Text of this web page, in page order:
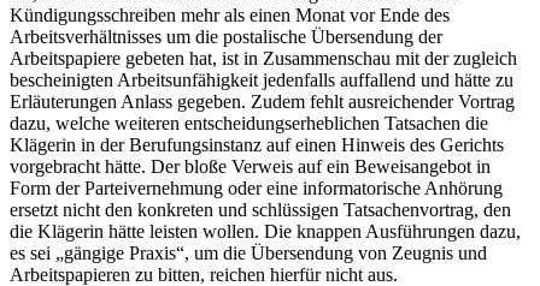
Kündigungsschreiben mehr als einen Monat vor Ende des
Arbeitsverhältnisses um die postalische Übersendung der
Arbeitspapiere gebeten hat, ist in Zusammenschau mit der zugleich
bescheinigten Arbeitsunfähigkeit jedenfalls auffallend und hätte zu
Erläuterungen Anlass gegeben. Zudem fehlt ausreichender Vortrag
dazu, welche weiteren entscheidungserheblichen Tatsachen die
Klägerin in der Berufungsinstanz auf einen Hinweis des Gerichts
vorgebracht hätte. Der bloße Verweis auf ein Beweisangebot in
Form der Parteivernehmung oder eine informatorische Anhörung
ersetzt nicht den konkreten und schlüssigen Tatsachenvortrag, den
die Klägerin hätte leisten wollen. Die knappen Ausführungen dazu,
es sei „gängige Praxis“, um die Übersendung von Zeugnis und
Arbeitspapieren zu bitten, reichen hierfür nicht aus.